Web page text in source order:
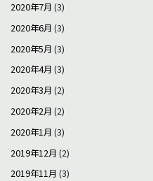
2020年7月 (3)
2020年6月 (3)
2020年5月 (3)
2020年4月 (3)
2020年3月 (2)
2020年2月 (2)
2020年1月 (3)
2019年12月 (2)
2019年11月 (3)